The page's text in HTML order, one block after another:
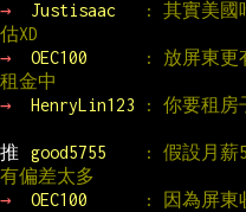
→
Justisaac
: 其實美國
估XD
→
OEC100
: 放屏東更
租金中
→
HenryLin123 : 你要租房
推 good5755
: 假設月薪
有偏差太多
→
OEC100
: 因為屏東